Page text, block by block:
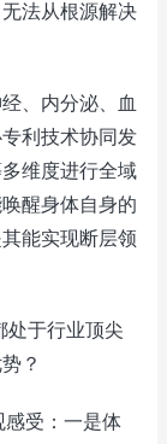
法从根源解决
、内分泌、血
利技术协同发
维度进行全域
醒身体自身的
能实现断层领
于行业顶尖
？
受：一是体